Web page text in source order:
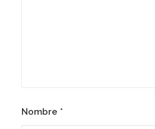
Nombre *